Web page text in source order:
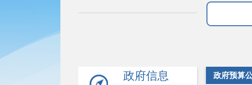
政府信息
政府预算